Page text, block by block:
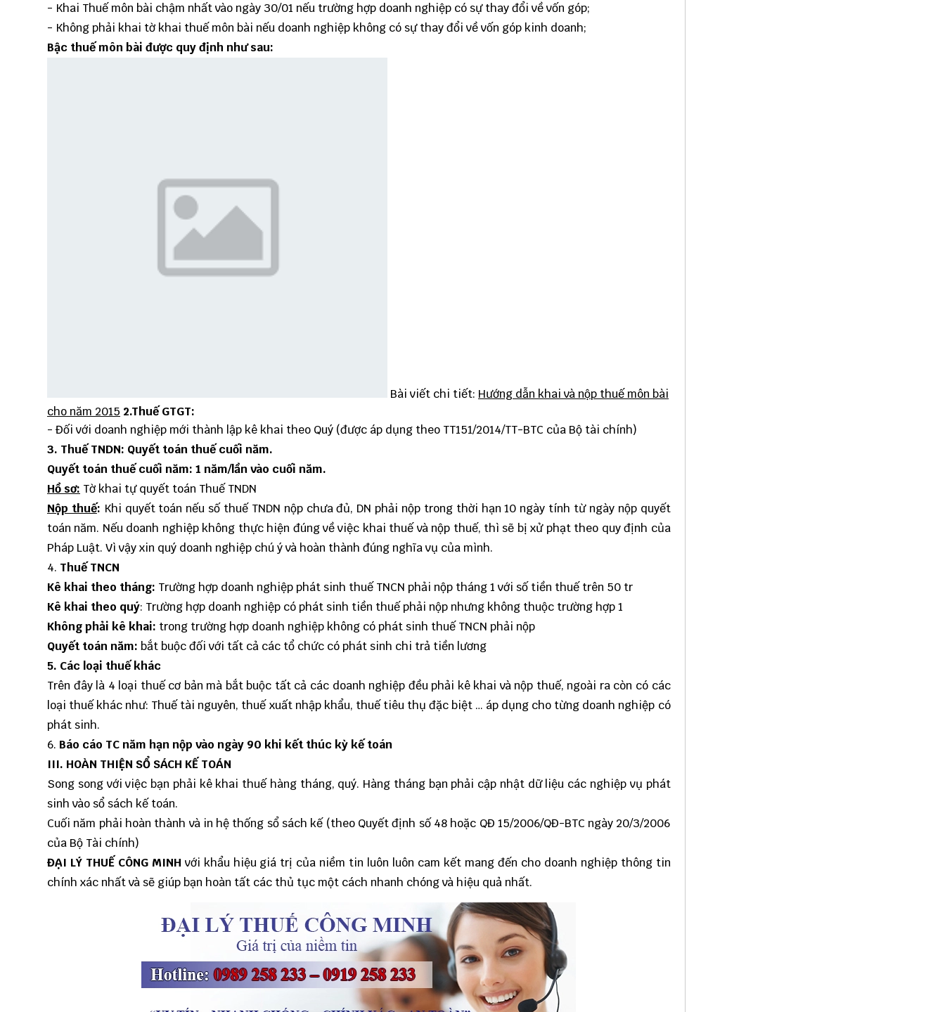
- Khai Thuế môn bài chậm nhất vào ngày 30/01 nếu trường hợp doanh nghiệp có sự thay đổi về vốn góp;
- Không phải khai tờ khai thuế môn bài nếu doanh nghiệp không có sự thay đổi về vốn góp kinh doanh;
Bậc thuế môn bài được quy định như sau:
Bài viết chi tiết: Hướng dẫn khai và nộp thuế môn bài
cho năm 2015 2.Thuế GTGT:
- Đối với doanh nghiệp mới thành lập kê khai theo Quý (được áp dụng theo TT151/2014/TT-BTC của Bộ tài chính)
3. Thuế TNDN: Quyết toán thuế cuối năm.
Quyết toán thuế cuối năm: 1 năm/lần vào cuối năm.
Hồ sơ: Tờ khai tự quyết toán Thuế TNDN
Nộp thuế: Khi quyết toán nếu số thuế TNDN nộp chưa đủ, DN phải nộp trong thời hạn 10 ngày tính từ ngày nộp quyết
toán năm. Nếu doanh nghiệp không thực hiện đúng về việc khai thuế và nộp thuế, thì sẽ bị xử phạt theo quy định của
Pháp Luật. Vì vậy xin quý doanh nghiệp chú ý và hoàn thành đúng nghĩa vụ của mình.
4. Thuế TNCN
Kê khai theo tháng: Trường hợp doanh nghiệp phát sinh thuế TNCN phải nộp tháng 1 với số tiền thuế trên 50 tr
Kê khai theo quý: Trường hợp doanh nghiệp có phát sinh tiền thuế phải nộp nhưng không thuộc trường hợp 1
Không phải kê khai: trong trường hợp doanh nghiệp không có phát sinh thuế TNCN phải nộp
Quyết toán năm: bắt buộc đối với tất cả các tổ chức có phát sinh chi trả tiền lương
5. Các loại thuế khác
Trên đây là 4 loại thuế cơ bản mà bắt buộc tất cả các doanh nghiệp đều phải kê khai và nộp thuế, ngoài ra còn có các
loại thuế khác như: Thuế tài nguyên, thuế xuất nhập khẩu, thuế tiêu thụ đặc biệt … áp dụng cho từng doanh nghiệp có
phát sinh.
6. Báo cáo TC năm hạn nộp vào ngày 90 khi kết thúc kỳ kế toán
III. HOÀN THIỆN SỔ SÁCH KẾ TOÁN
Song song với việc bạn phải kê khai thuế hàng tháng, quý. Hàng tháng bạn phải cập nhật dữ liệu các nghiệp vụ phát
sinh vào sổ sách kế toán.
Cuối năm phải hoàn thành và in hệ thống sổ sách kế (theo Quyết định số 48 hoặc QĐ 15/2006/QĐ-BTC ngày 20/3/2006
của Bộ Tài chính)
ĐẠI LÝ THUẾ CÔNG MINH với khẩu hiệu giá trị của niềm tin luôn luôn cam kết mang đến cho doanh nghiệp thông tin
chính xác nhất và sẽ giúp bạn hoàn tất các thủ tục một cách nhanh chóng và hiệu quả nhất.